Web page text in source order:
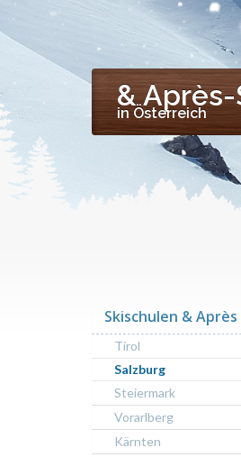
&
in Österreich
Skischulen & Après
Tirol
Salzburg
Steiermark
Vorarlberg
Kärnten